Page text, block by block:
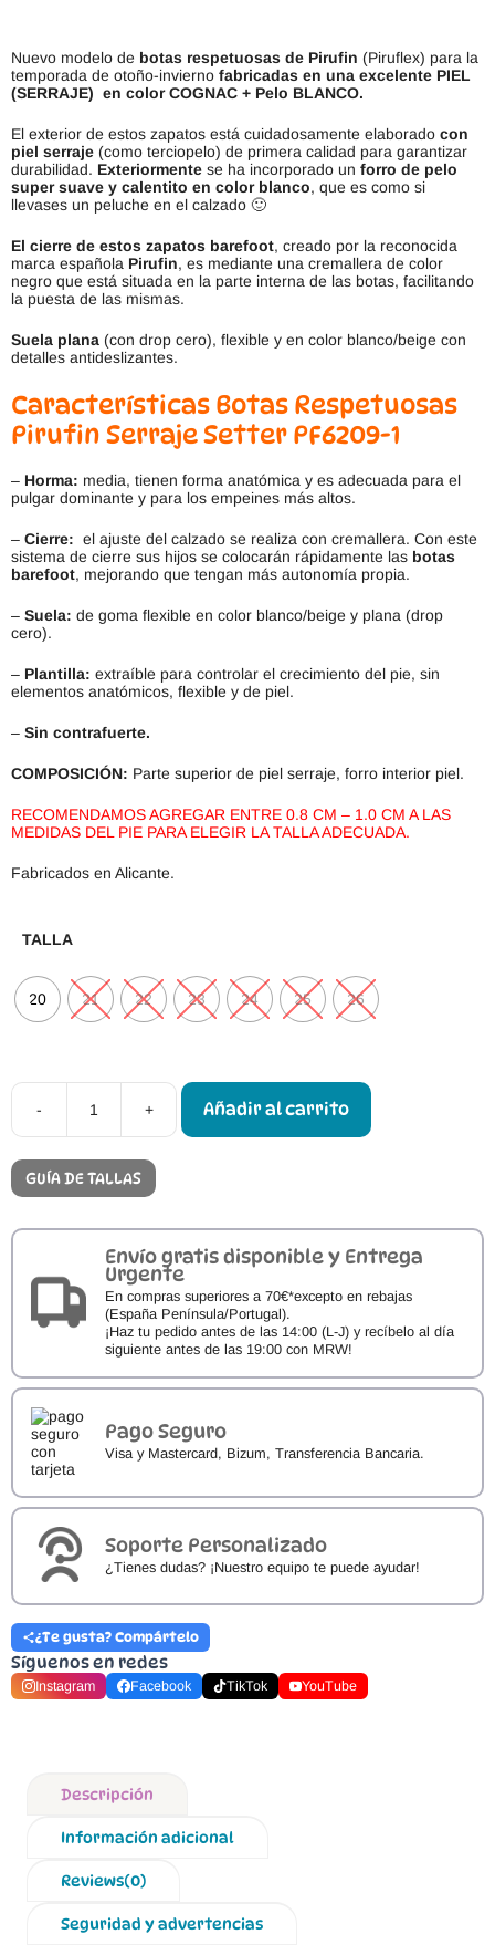
Nuevo modelo de botas respetuosas de Pirufin (Piruflex) para la
temporada de otoño-invierno fabricadas en una excelente PIEL
(SERRAJE) en color COGNAC + Pelo BLANCO.
El exterior de estos zapatos está cuidadosamente elaborado con
piel serraje (como terciopelo) de primera calidad para garantizar
durabilidad. Exteriormente se ha incorporado un forro de pelo
super suave y calentito en color blanco, que es como si
llevases un peluche en el calzado 🙂
El cierre de estos zapatos barefoot, creado por la reconocida
marca española Pirufin, es mediante una cremallera de color
negro que está situada en la parte interna de las botas, facilitando
la puesta de las mismas.
Suela plana (con drop cero), flexible y en color blanco/beige con
detalles antideslizantes.
Características Botas Respetuosas
Pirufin Serraje Setter PF6209-1
– Horma: media, tienen forma anatómica y es adecuada para el
pulgar dominante y para los empeines más altos.
– Cierre: el ajuste del calzado se realiza con cremallera. Con este
sistema de cierre sus hijos se colocarán rápidamente las botas
barefoot, mejorando que tengan más autonomía propia.
– Suela: de goma flexible en color blanco/beige y plana (drop
cero).
– Plantilla: extraíble para controlar el crecimiento del pie, sin
elementos anatómicos, flexible y de piel.
– Sin contrafuerte.
COMPOSICIÓN: Parte superior de piel serraje, forro interior piel.
RECOMENDAMOS AGREGAR ENTRE 0.8 CM – 1.0 CM A LAS
MEDIDAS DEL PIE PARA ELEGIR LA TALLA ADECUADA.
Fabricados en Alicante.
TALLA
20 21 22 23 24 25 26
-
Botas
Respetuosas
+ Añadir al carrito
GUÍA DE TALLAS
Envío gratis disponible y Entrega
Urgente
En compras superiores a 70€*excepto en rebajas
(España Península/Portugal).
¡Haz tu pedido antes de las 14:00 (L-J) y recíbelo al día
siguiente antes de las 19:00 con MRW!
Pago Seguro
Visa y Mastercard, Bizum, Transferencia Bancaria.
Soporte Personalizado
¿Tienes dudas? ¡Nuestro equipo te puede ayudar!
¿Te gusta? Compártelo
Síguenos en redes
Instagram Facebook TikTok YouTube
Descripción
Información adicional
Reviews(0)
Seguridad y advertencias